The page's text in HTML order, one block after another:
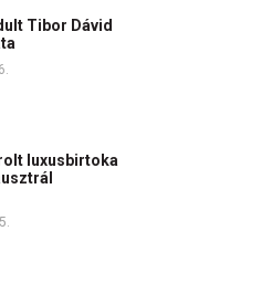
Tibor Dávid
luxusbirtoka